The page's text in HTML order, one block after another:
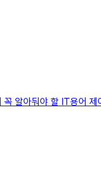
알아둬야 할 IT용어